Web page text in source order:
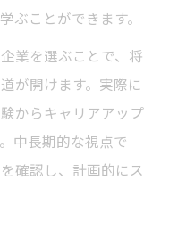
ぶことができます。
業を選ぶことで、将
が開けます。実際に
からキャリアアップ
中長期的な視点で
確認し、計画的にス